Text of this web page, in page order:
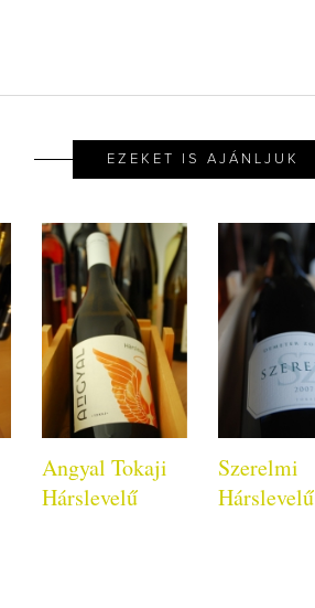
EZEKET IS AJÁNLJUK
Angyal Tokaji
Hárslevelű
Szerelmi
Hárslevelű